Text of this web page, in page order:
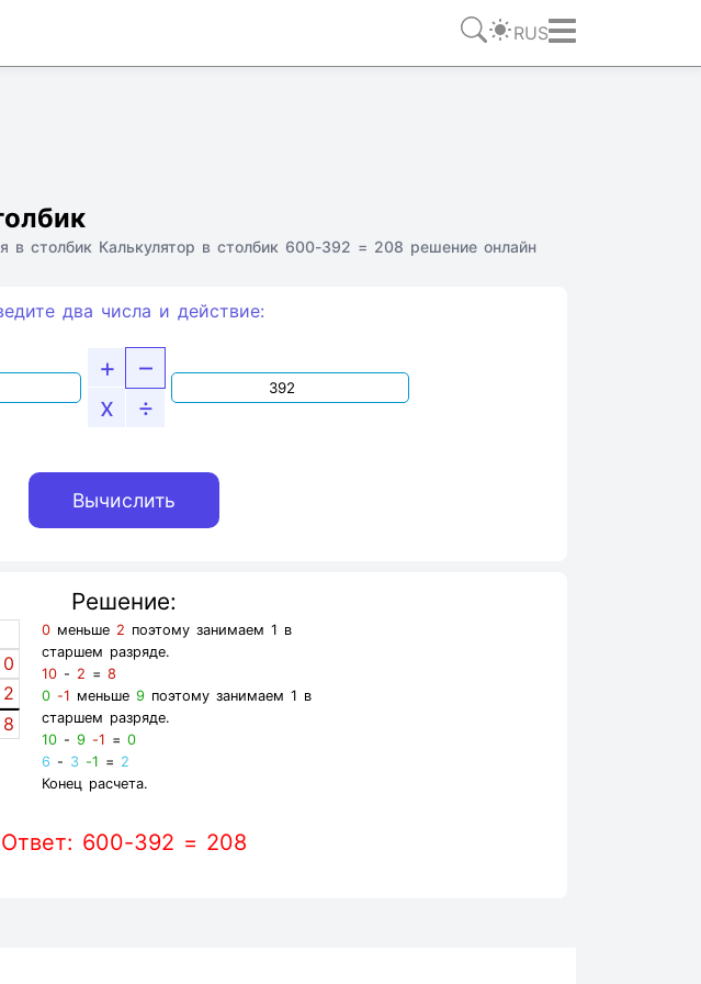
RUS
в столбик Калькулятор в столбик 600-392 = 208 решение онлайн
два числа и действие:
+
–
x
÷
Решение:
0
2
8
0меньше 2 поэтому занимаем 1 в
старшем разряде.
10- 2 = 8
0 -1 меньше 9поэтому занимаем 1 в
старшем разряде.
10- 9 -1 = 0
6 - 3 -1 = 2
Конец расчета.
Ответ: 600-392 = 208